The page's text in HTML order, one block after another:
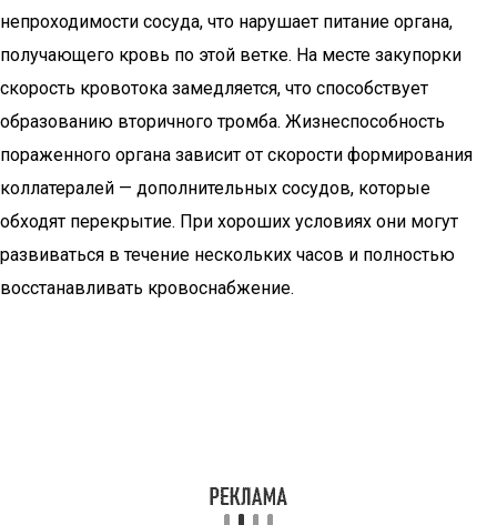
непроходимости сосуда, что нарушает питание органа,
получающего кровь по этой ветке. На месте закупорки
скорость кровотока замедляется, что способствует
образованию вторичного тромба. Жизнеспособность
пораженного органа зависит от скорости формирования
коллатералей — дополнительных сосудов, которые
обходят перекрытие. При хороших условиях они могут
развиваться в течение нескольких часов и полностью
восстанавливать кровоснабжение.